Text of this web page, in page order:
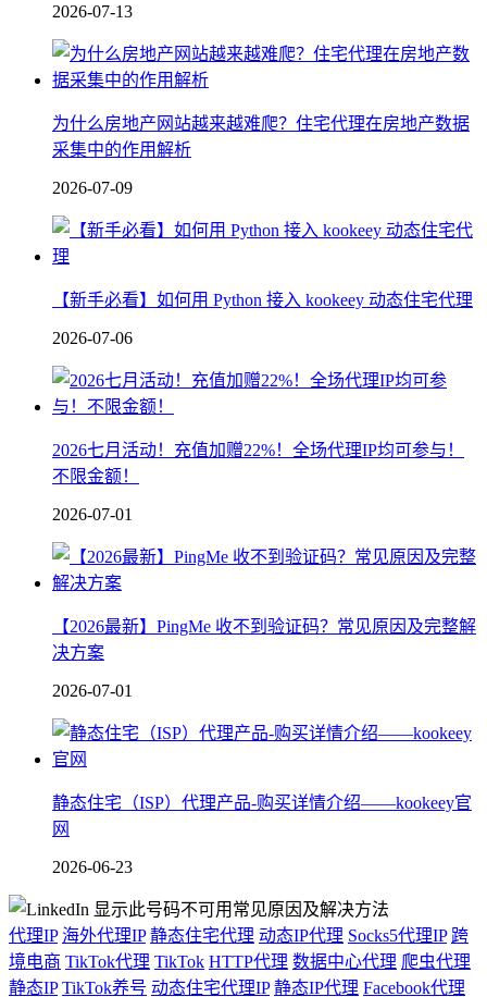
2026-07-13
为什么房地产网站越来越难爬？住宅代理在房地产数据
采集中的作用解析
2026-07-09
【新手必看】如何用 Python 接入 kookeey 动态住宅代理
2026-07-06
2026七月活动！充值加赠22%！全场代理IP均可参与！
不限金额！
2026-07-01
【2026最新】PingMe 收不到验证码？常见原因及完整解
决方案
2026-07-01
静态住宅（ISP）代理产品-购买详情介绍——kookeey官
网
2026-06-23
代理IP 海外代理IP 静态住宅代理 动态IP代理 Socks5代理IP 跨
境电商 TikTok代理 TikTok HTTP代理 数据中心代理 爬虫代理
静态IP TikTok养号 动态住宅代理IP 静态IP代理 Facebook代理